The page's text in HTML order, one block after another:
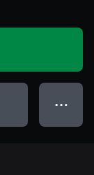
● ● ●